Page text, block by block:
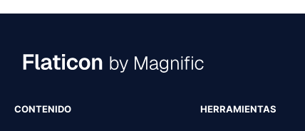
CONTENIDO HERRAMIENTAS